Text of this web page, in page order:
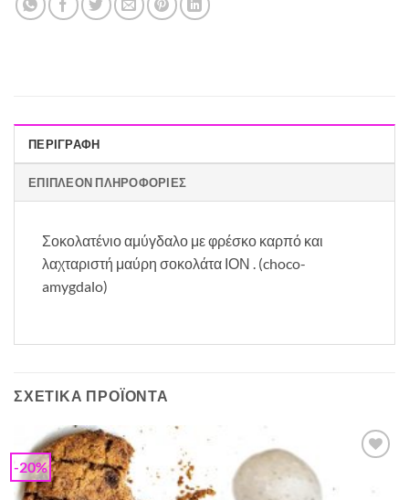
ΠΕΡΙΓΡΑΦΉ
ΕΠΙΠΛΈΟΝ ΠΛΗΡΟΦΟΡΊΕΣ
Σοκολατένιο αμύγδαλο με φρέσκο καρπό και
λαχταριστή μαύρη σοκολάτα ΙΟΝ . (choco-
amygdalo)
ΣΧΕΤΙΚΆ ΠΡΟΪΌΝΤΑ
-20%